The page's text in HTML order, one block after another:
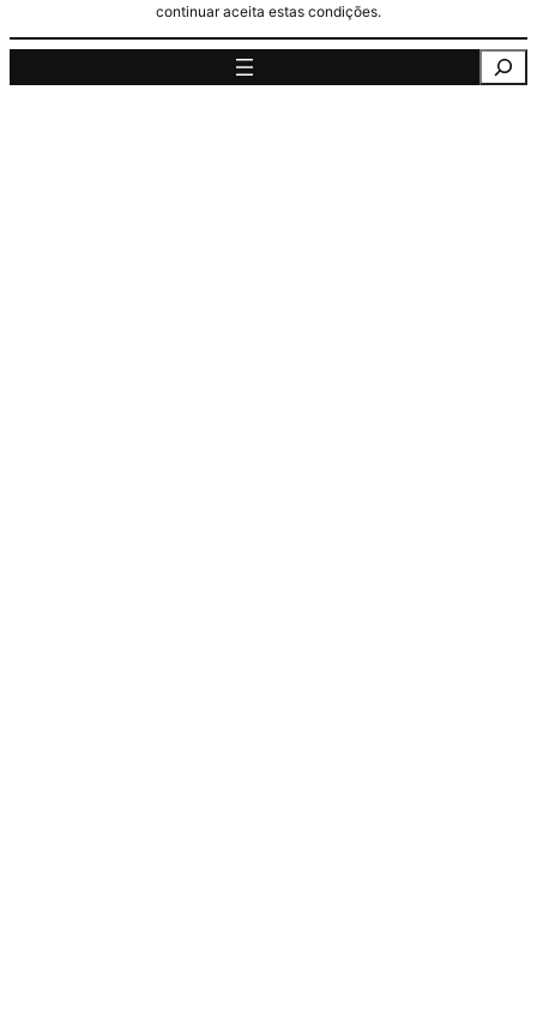
continuar aceita estas condições.